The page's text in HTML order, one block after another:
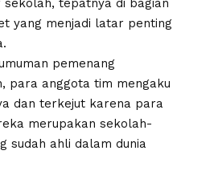
tepatnya di bagian
yang menjadi latar penting
pemenang
para anggota tim mengaku
dan terkejut karena para
merupakan sekolah-
sudah ahli dalam dunia